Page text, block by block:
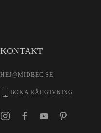
KONTAKT
HEJ@MIDBEC.SE
BOKA RÅDGIVNING